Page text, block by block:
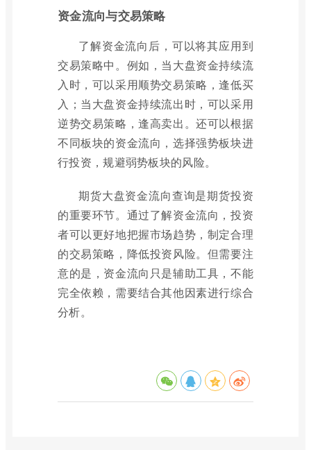
资金流向与交易策略
了解资金流向后，可以将其应用到
交易策略中。例如，当大盘资金持续流
入时，可以采用顺势交易策略，逢低买
入；当大盘资金持续流出时，可以采用
逆势交易策略，逢高卖出。还可以根据
不同板块的资金流向，选择强势板块进
行投资，规避弱势板块的风险。
期货大盘资金流向查询是期货投资
的重要环节。通过了解资金流向，投资
者可以更好地把握市场趋势，制定合理
的交易策略，降低投资风险。但需要注
意的是，资金流向只是辅助工具，不能
完全依赖，需要结合其他因素进行综合
分析。